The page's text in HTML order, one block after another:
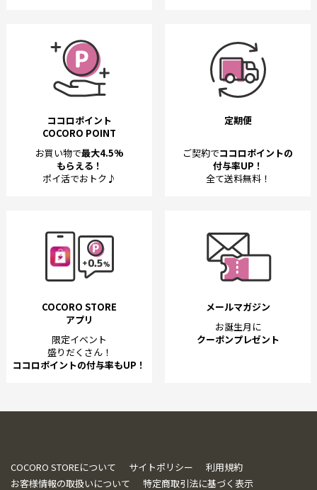
ココロポイント
COCORO POINT
お買い物で最大4.5%
もらえる！
ポイ活でおトク♪
定期便
ご契約でココロポイントの
付与率UP！
全て送料無料！
COCORO STORE
アプリ
限定イベント
盛りだくさん！
ココロポイントの付与率もUP！
メールマガジン
お誕生月に
クーポンプレゼント
COCORO STOREについて サイトポリシー
利用規約
お客様情報の取扱いについて
特定商取引法に基づく表示